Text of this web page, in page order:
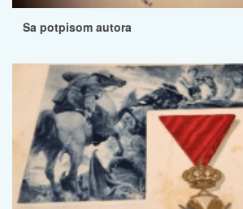
Sa potpisom autora